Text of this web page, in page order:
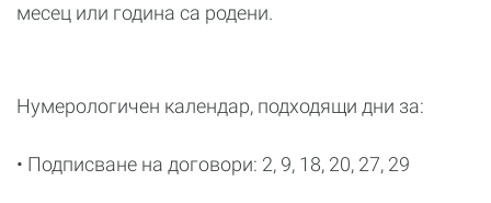
месец или година са родени.
Нумерологичен календар, подходящи дни за:
• Подписване на договори: 2, 9, 18, 20, 27, 29